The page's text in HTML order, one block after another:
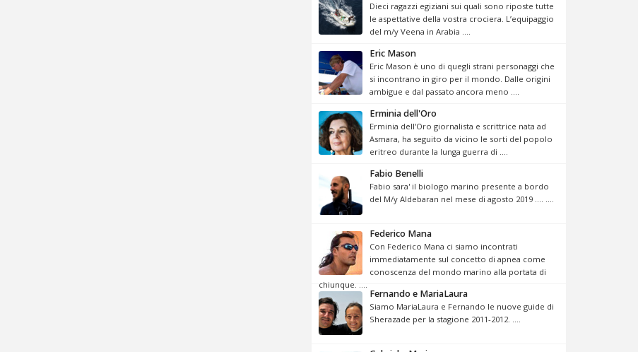
Dieci ragazzi egiziani sui quali sono riposte tutte
le aspettative della vostra crociera. L’equipaggio
del m/y Veena in Arabia ....
Eric Mason
Eric Mason è uno di quegli strani personaggi che
si incontrano in giro per il mondo. Dalle origini
ambigue e dal passato ancora meno ....
Erminia dell'Oro
Erminia dell'Oro giornalista e scrittrice nata ad
Asmara, ha seguito da vicino le sorti del popolo
eritreo durante la lunga guerra di ....
Fabio Benelli
Fabio sara' il biologo marino presente a bordo
del M/y Aldebaran nel mese di agosto 2019 .... ....
Federico Mana
Con Federico Mana ci siamo incontrati
immediatamente sul concetto di apnea come
conoscenza del mondo marino alla portata di
chiunque. ....
Fernando e MariaLaura
Siamo MariaLaura e Fernando le nuove guide di
Sherazade per la stagione 2011-2012. ....